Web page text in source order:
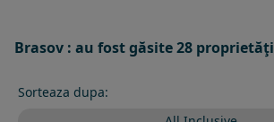
Brasov : au fost găsite 28 proprietăţi
Sorteaza dupa: